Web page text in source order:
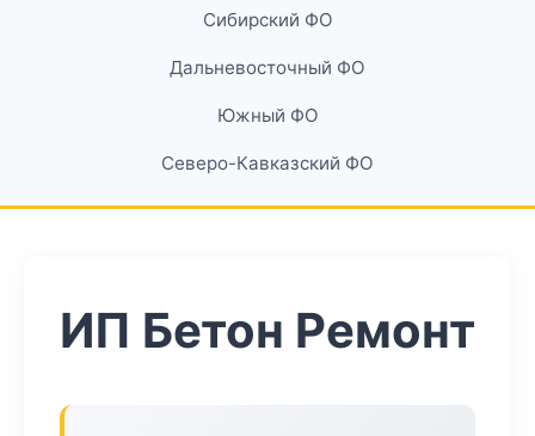
Сибирский ФО
Дальневосточный ФО
Южный ФО
Северо-Кавказский ФО
ИП Бетон Ремонт